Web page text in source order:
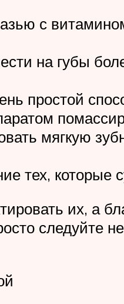
с
на губы
простой
мягкую
тех, которые
их, а
следуйте